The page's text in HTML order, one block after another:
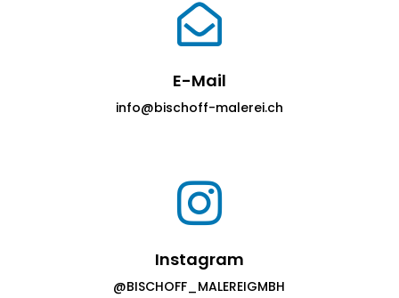

E-Mail
info@bischoff-malerei.ch

Instagram
@BISCHOFF_MALEREIGMBH